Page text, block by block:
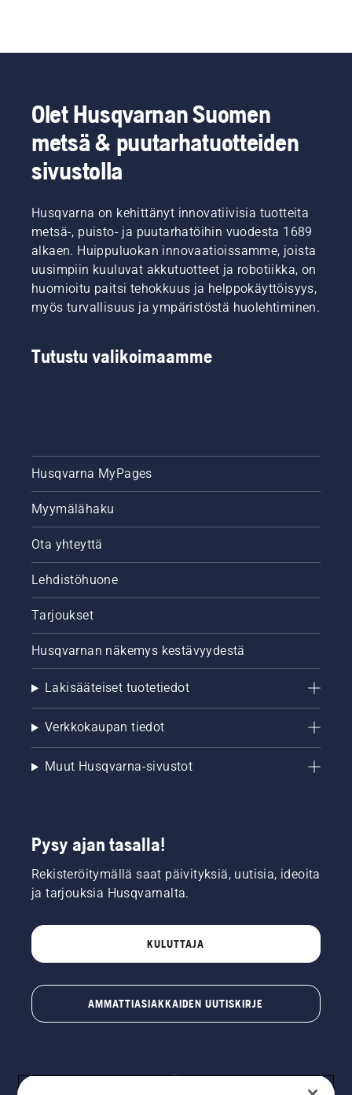
Olet Husqvarnan Suomen
metsä & puutarhatuotteiden
sivustolla
Husqvarna on kehittänyt innovatiivisia tuotteita
metsä-, puisto- ja puutarhatöihin vuodesta 1689
alkaen. Huippuluokan innovaatioissamme, joista
uusimpiin kuuluvat akkutuotteet ja robotiikka, on
huomioitu paitsi tehokkuus ja helppokäyttöisyys,
myös turvallisuus ja ympäristöstä huolehtiminen.
Tutustu valikoimaamme
Husqvarna MyPages
Myymälähaku
Ota yhteyttä
Lehdistöhuone
Tarjoukset
Husqvarnan näkemys kestävyydestä
Lakisääteiset tuotetiedot
Verkkokaupan tiedot
Muut Husqvarna-sivustot
Pysy ajan tasalla!
Rekisteröitymällä saat päivityksiä, uutisia, ideoita
ja tarjouksia Husqvarnalta.
KULUTTAJA
AMMATTIASIAKKAIDEN UUTISKIRJE